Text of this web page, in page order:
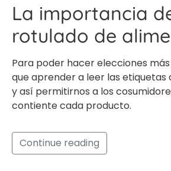
La importancia
rotulado de
Para poder hacer elecciones
que aprender a leer las etiquetas
y así permitirnos a los
contiente cada producto.
Continue reading